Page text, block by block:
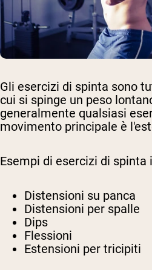
Gli esercizi di spinta sono
cui si spinge un peso
generalmente qualsiasi
movimento principale è
Esempi di esercizi di spinta
Distensioni su panca
Distensioni per spalle
Dips
Flessioni
Estensioni per tricipiti